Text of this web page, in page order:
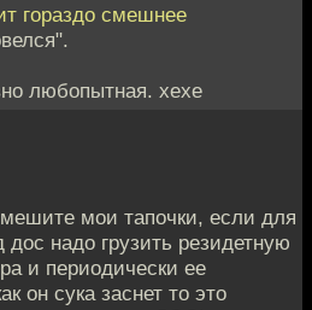
гораздо смешнее
любопытная. хехе
мои тапочки, если для
дос надо грузить резидетную
и периодически ее
он сука заснет то это